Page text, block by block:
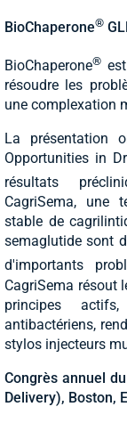
BioChaperone®
BioChaperone®
résoudre les
une complexation
La présentation
Opportunities in
résultats
CagriSema, une
stable de
semaglutide sont
d'importants
CagriSema résout
principes
antibactériens,
stylos injecteurs
Congrès annuel
Delivery), Boston,